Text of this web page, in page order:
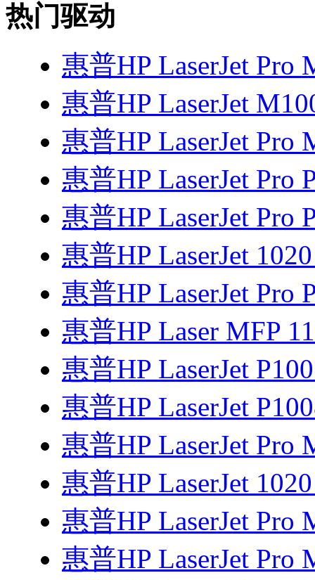
热门驱动
惠普HP LaserJet Pro
惠普HP LaserJet
惠普HP LaserJet Pro
惠普HP LaserJet Pro
惠普HP LaserJet Pro
惠普HP LaserJet
惠普HP LaserJet Pro
惠普HP Laser MFP
惠普HP LaserJet
惠普HP LaserJet
惠普HP LaserJet Pro
惠普HP LaserJet
惠普HP LaserJet Pro
惠普HP LaserJet Pro